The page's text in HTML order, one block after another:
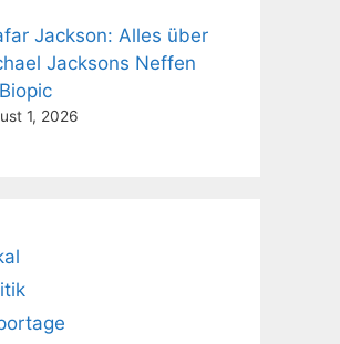
Jackson: Alles über
Jacksons Neffen
1, 2026